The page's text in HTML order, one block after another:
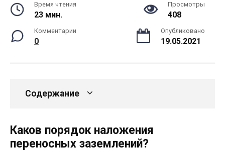
Время чтения
23 мин.
Просмотры
408
Комментарии
0
Опубликовано
19.05.2021
Содержание
Каков порядок наложения
переносных заземлений?